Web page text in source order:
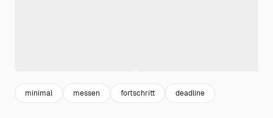
minimal messen fortschritt deadline